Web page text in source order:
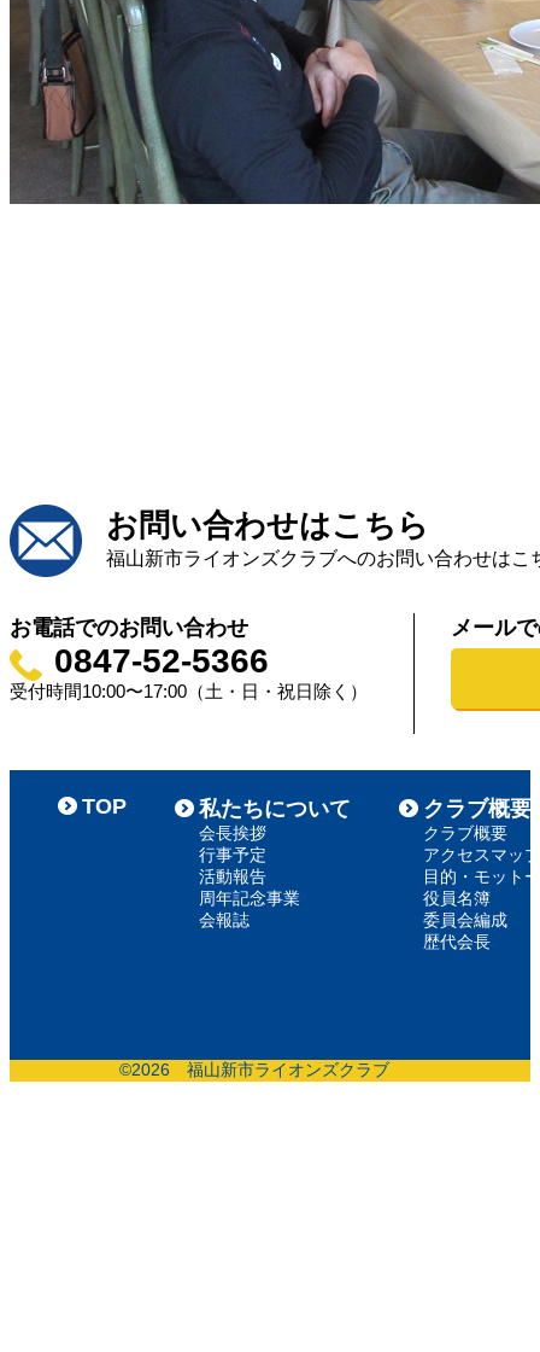
お問い合わせはこちら
福山新市ライオンズクラブへのお問い合わせはこ
お電話でのお問い合わせ
0847-52-5366
受付時間10:00〜17:00（土・日・祝日除く）
メール
TOP 私たちについて
会長挨拶
行事予定
活動報告
周年記念事業
会報誌
クラブ概要
クラブ概要
アクセスマップ
目的・モットー
役員名簿
委員会編成
歴代会長
©2026 福山新市ライオンズクラブ